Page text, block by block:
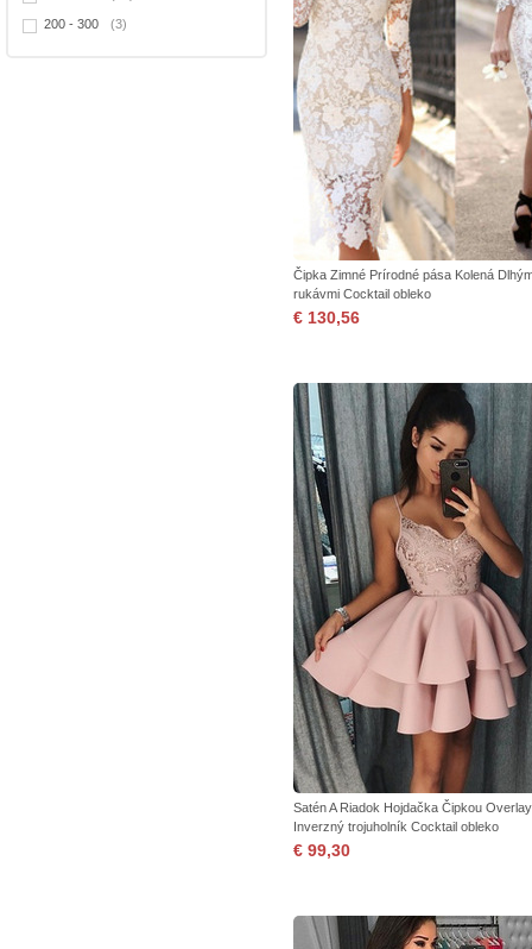
200 - 300 (3)
Čipka Zimné Prírodné pása Kolená
rukávmi Cocktail obleko
€ 130,56
Satén A Riadok Hojdačka Čipkou Overlay
Inverzný trojuholník Cocktail obleko
€ 99,30